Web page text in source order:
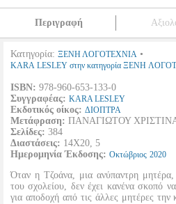
Περιγραφή
Κατηγορία: ΞΕΝΗ ΛΟΓΟΤΕΧΝΙΑ •
KARA LESLEY στην κατηγορία ΞΕΝΗ
ISBN: 978-960-653-133-0
Συγγραφέας: KARA LESLEY
Εκδοτικός οίκος: ΔΙΟΠΤΡΑ
Μετάφραση: ΠΑΝΑΓΙΩΤΟΥ
Σελίδες: 384
Διαστάσεις: 14Χ20, 5
Ημερομηνία Έκδοσης: Οκτώβριος 2020
Όταν η Τζοάνα, μια ανύπαντρη
του σχολείου, δεν έχει κανένα σκοπό
για αποδοχή από τις άλλες μητέρες την